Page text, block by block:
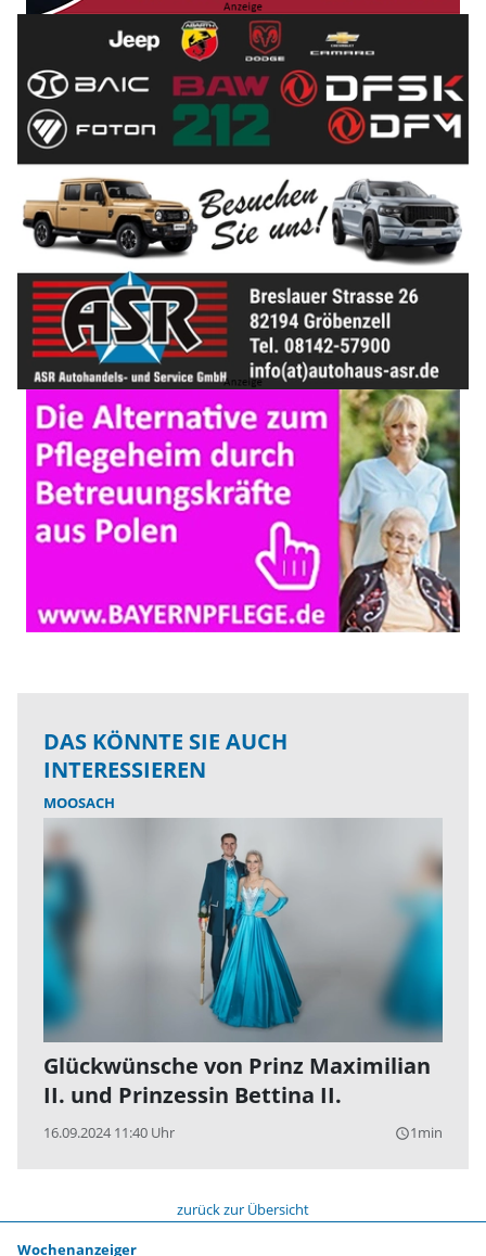
DAS KÖNNTE SIE AUCH
INTERESSIEREN
MOOSACH
Glückwünsche von Prinz Maximilian
II. und Prinzessin Bettina II.
16.09.2024 11:40 Uhr query_builder1min
zurück zur Übersicht
Wochenanzeiger